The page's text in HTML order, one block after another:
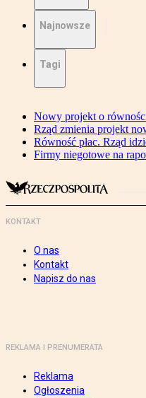
Najnowsze
Tagi
Nowy projekt o
Rząd zmienia projekt
Równość płac. Rząd
Firmy niegotowe na
KONTAKT
O nas
Kontakt
Napisz do nas
REKLAMA I PRENUMERATA
Reklama
Ogłoszenia